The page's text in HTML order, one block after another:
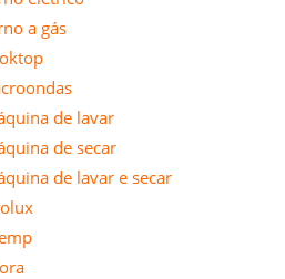
a gás
de lavar
de secar
de lavar e secar